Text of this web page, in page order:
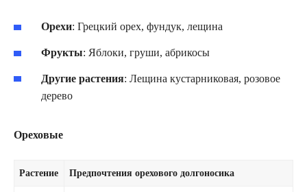
Орехи: Грецкий орех, фундук, лещина
Фрукты: Яблоки, груши, абрикосы
Другие растения: Лещина кустарниковая, розовое
дерево
Ореховые
Растение Предпочтения орехового долгоносика